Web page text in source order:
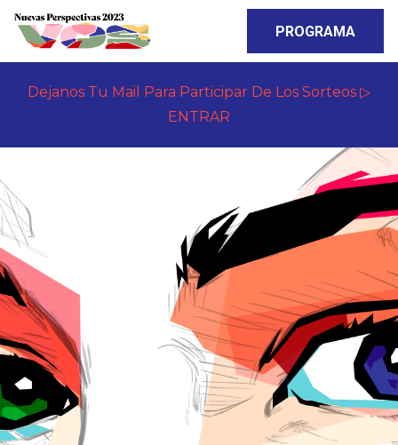
PROGRAMA
Dejanos Tu Mail Para Participar De Los Sorteos ▷
ENTRAR